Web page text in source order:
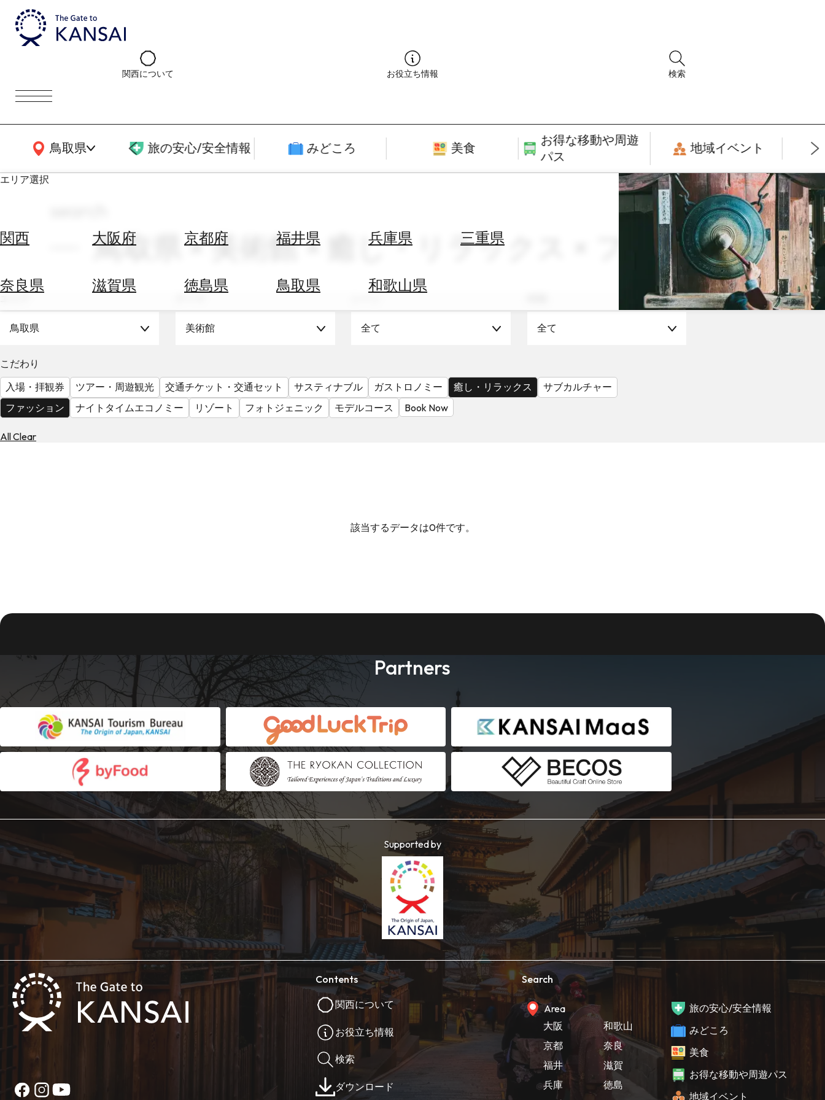
関西について お役立ち情報 検索
鳥取県
関西広域MAP 旅の安心/安全情報 みどころ 美食
お得な移動や周遊
パス
地域イベント
エリア選択
関西 大阪府 京都府 福井県 兵庫県 三重県
奈良県 滋賀県 徳島県 鳥取県 和歌山県
ホ
す
替
を
調
べ
天
鳥取県 × 美術館 × 癒し・リラックス × ファッション
鳥取県 美術館 全て 全て
こだわり
入場・拝観券
ツアー・周遊観光 交通チケット・交通セット サスティナブル ガストロノミー 癒し・リラックス
サブカルチャー
ファッション
ナイトタイムエコノミー リゾート フォトジェニック モデルコース Book Now
All Clear
該当するデータは0件です。
Partners
Supported by
Contents
関西について
お役立ち情報
検索
ダウンロード
Search
Area
大阪
京都
福井
兵庫
和歌山
奈良
滋賀
徳島
旅の安心/安全情報
みどころ
美食
お得な移動や周遊パス
地域イベント